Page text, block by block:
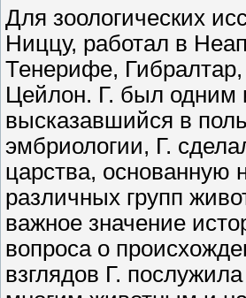
Для зоологических
Ниццу, работал в
Тенерифе,
Цейлон. Г. был одним
высказавшийся в
эмбриологии, Г.
царства, основанную
различных групп
важное значение
вопроса о
взглядов Г.